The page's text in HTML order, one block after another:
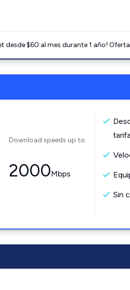
desde $60 al mes durante 1 año!
Download speeds up to
2000Mbps
Sin